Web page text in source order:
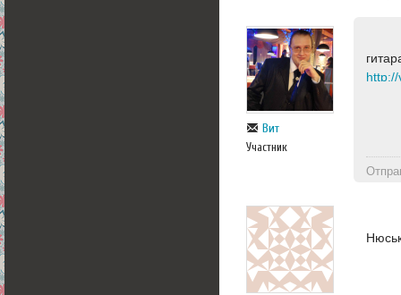
Вит
Участник